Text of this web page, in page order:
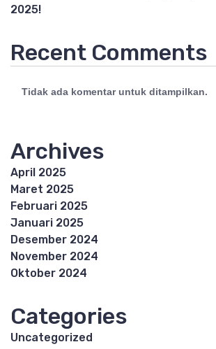
2025!
Recent Comments
Tidak ada komentar untuk ditampilkan.
Archives
April 2025
Maret 2025
Februari 2025
Januari 2025
Desember 2024
November 2024
Oktober 2024
Categories
Uncategorized